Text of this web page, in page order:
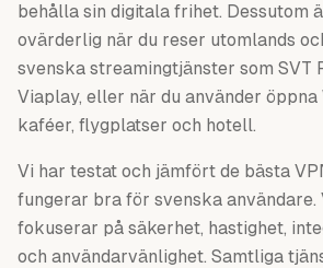
behålla sin digitala frihet. Dessutom
ovärderlig när du reser utomlands
svenska streamingtjänster som SVT
Viaplay, eller när du använder
kaféer, flygplatser och hotell.
Vi har testat och jämfört de bästa
fungerar bra för svenska användare.
fokuserar på säkerhet, hastighet,
och användarvänlighet. Samtliga